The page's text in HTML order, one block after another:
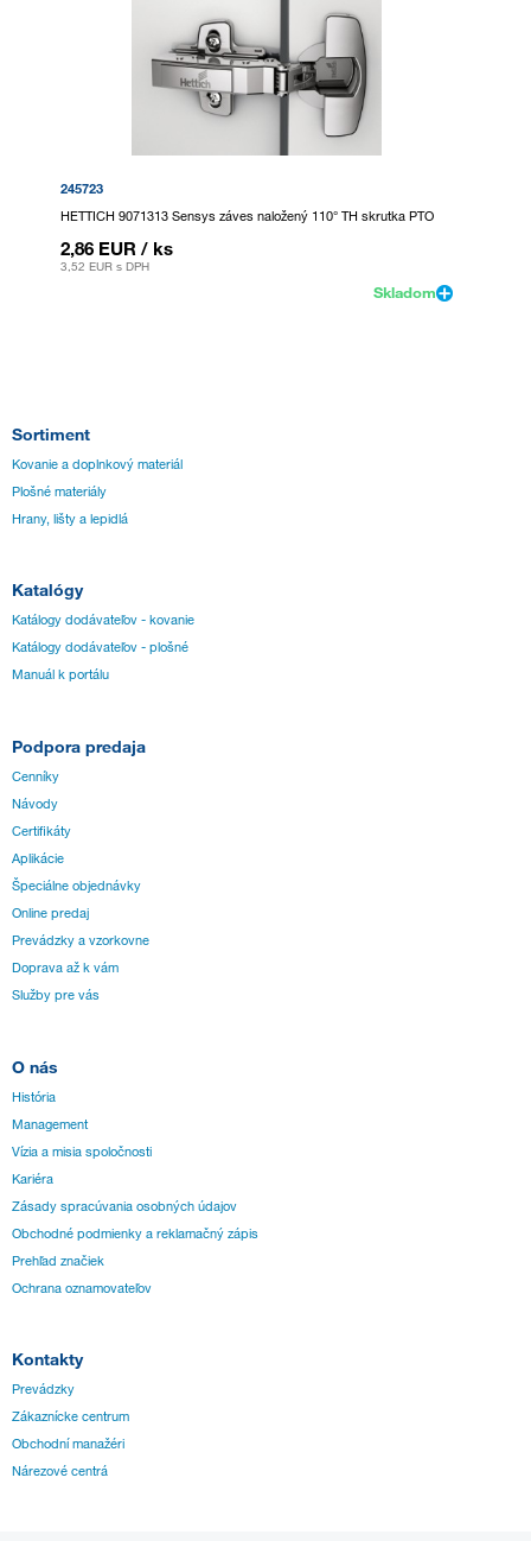
245723
HETTICH 9071313 Sensys záves naložený 110° TH skrutka PTO
2,86 EUR / ks
3,52 EUR s DPH
Skladom
Sortiment
Kovanie a doplnkový materiál
Plošné materiály
Hrany, lišty a lepidlá
Katalógy
Katálogy dodávateľov - kovanie
Katálogy dodávateľov - plošné
Manuál k portálu
Podpora predaja
Cenníky
Návody
Certifikáty
Aplikácie
Špeciálne objednávky
Online predaj
Prevádzky a vzorkovne
Doprava až k vám
Služby pre vás
O nás
História
Management
Vízia a misia spoločnosti
Kariéra
Zásady spracúvania osobných údajov
Obchodné podmienky a reklamačný zápis
Prehľad značiek
Ochrana oznamovateľov
Kontakty
Prevádzky
Zákaznícke centrum
Obchodní manažéri
Nárezové centrá